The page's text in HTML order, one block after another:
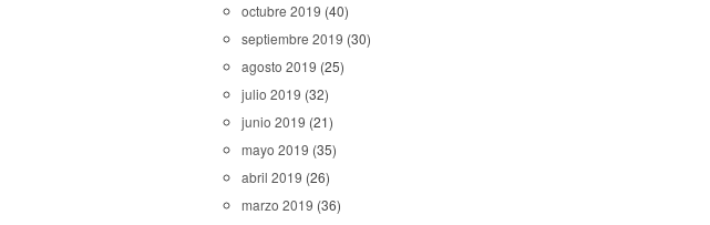
octubre 2019 (40)
septiembre 2019 (30)
agosto 2019 (25)
julio 2019 (32)
junio 2019 (21)
mayo 2019 (35)
abril 2019 (26)
marzo 2019 (36)